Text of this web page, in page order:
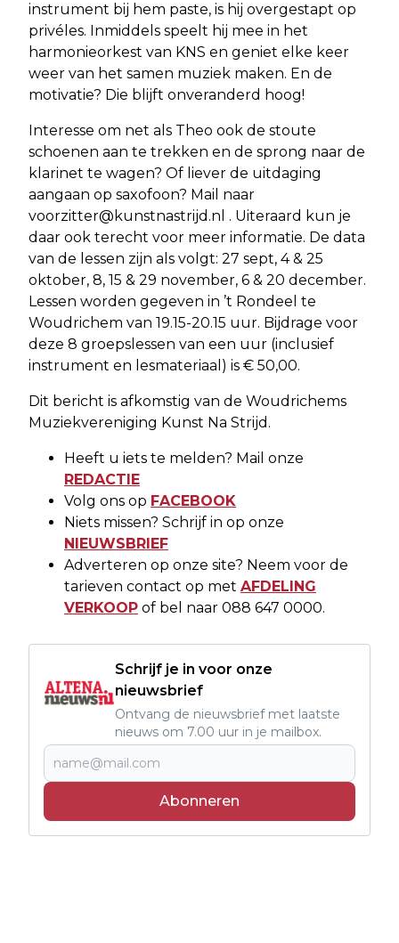
instrument bij hem paste, is hij overgestapt op
privéles. Inmiddels speelt hij mee in het
harmonieorkest van KNS en geniet elke keer
weer van het samen muziek maken. En de
motivatie? Die blijft onveranderd hoog!
Interesse om net als Theo ook de stoute
schoenen aan te trekken en de sprong naar de
klarinet te wagen? Of liever de uitdaging
aangaan op saxofoon? Mail naar
voorzitter@kunstnastrijd.nl . Uiteraard kun je
daar ook terecht voor meer informatie. De data
van de lessen zijn als volgt: 27 sept, 4 & 25
oktober, 8, 15 & 29 november, 6 & 20 december.
Lessen worden gegeven in ’t Rondeel te
Woudrichem van 19.15-20.15 uur. Bijdrage voor
deze 8 groepslessen van een uur (inclusief
instrument en lesmateriaal) is € 50,00.
Dit bericht is afkomstig van de Woudrichems
Muziekvereniging Kunst Na Strijd.
Heeft u iets te melden? Mail onze
REDACTIE
Volg ons op FACEBOOK
Niets missen? Schrijf in op onze
NIEUWSBRIEF
Adverteren op onze site? Neem voor de
tarieven contact op met AFDELING
VERKOOP of bel naar 088 647 0000.
Schrijf je in voor onze
nieuwsbrief
Ontvang de nieuwsbrief met laatste
nieuws om 7.00 uur in je mailbox.
Abonneren